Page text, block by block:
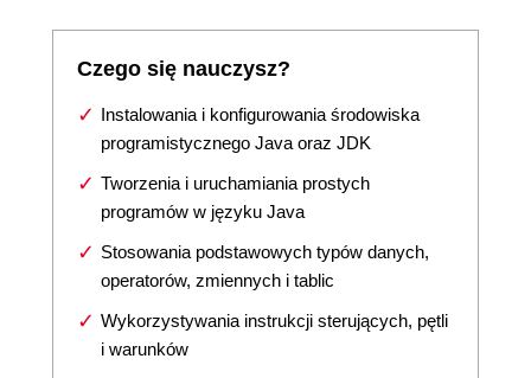
Czego się nauczysz?
Instalowania i konfigurowania środowiska
programistycznego Java oraz JDK
Tworzenia i uruchamiania prostych
programów w języku Java
Stosowania podstawowych typów danych,
operatorów, zmiennych i tablic
Wykorzystywania instrukcji sterujących, pętli
i warunków